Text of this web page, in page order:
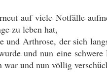
auf viele Notfälle
zu leben hat,
Arthrose, der sich
und nun eine
und nun völlig